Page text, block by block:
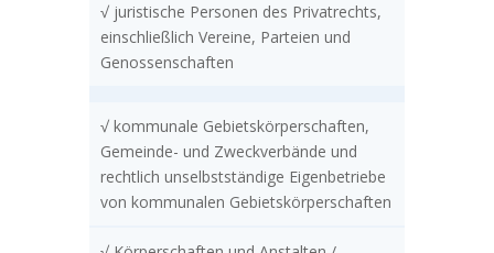
√ juristische Personen des Privatrechts,
einschließlich Vereine, Parteien und
Genossenschaften
√ kommunale Gebietskörperschaften,
Gemeinde- und Zweckverbände und
rechtlich unselbstständige Eigenbetriebe
von kommunalen Gebietskörperschaften